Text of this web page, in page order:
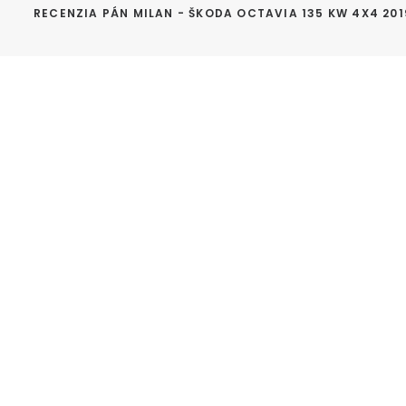
RECENZIA PÁN MILAN - ŠKODA OCTAVIA 135 KW 4X4